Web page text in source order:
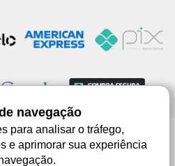
| Av. Júlio de Castilhos, 1553 - 02 - Três
os direitos reservados
navegação
para analisar o tráfego,
e aprimorar sua experiência